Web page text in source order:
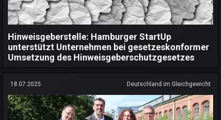
Hinweisgeberstelle: Hamburger StartUp
unterstützt Unternehmen bei gesetzeskonformer
Umsetzung des Hinweisgeberschutzgesetzes
18.07.2025 Deutschland im Gleichgewicht